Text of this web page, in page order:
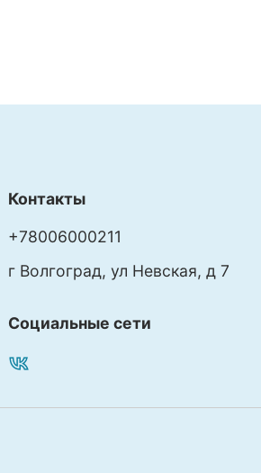
Контакты
+78006000211
г Волгоград, ул Невская, д 7
Социальные сети